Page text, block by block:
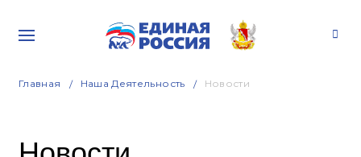
Главная Наша Деятельность Новости